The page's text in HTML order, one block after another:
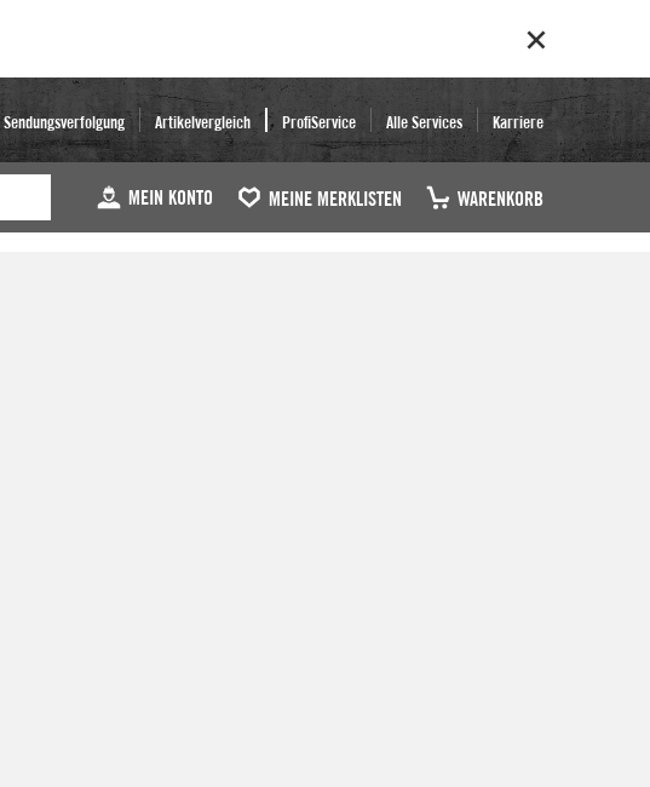
Sendungsverfolgung Artikelvergleich ProfiService Alle Services Karriere
MEIN KONTO MEINE MERKLISTEN WARENKORB